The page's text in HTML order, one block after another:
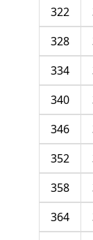
322
328
334
340
346
352
358
364